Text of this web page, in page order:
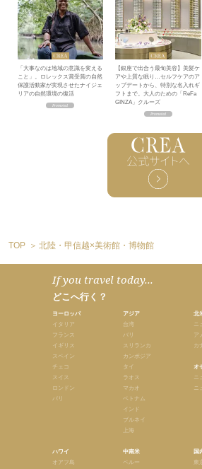
「大事なのは地域の意識を変える
こと」。ロレックス賞受賞の自然
保護活動家が実現させたナイジェ
リアの自然環境の復活
【銀座で出合う最旬美容】美髪ケ
アや上質な眠り…セルフケアのア
ップデートから、特別な名入れギ
フトまで。大人のための「ReFa
GINZA」クルーズ
TOP 北陸・甲信越×美術館・博物館
If you travel today...
どこへ行く？
ヨーロッパ
イタリア
フランス
イギリス
スペイン
チェコ
スイス
ロンドン
パリ
ハワイ
オアフ島
アジア
台湾
バリ
スリランカ
カンボジア
タイ
ラオス
マカオ
ベトナム
インド
ブルネイ
上海
中南米
ペルー
北
ニ
ア
カ
オ
ニ
ニ
国
東